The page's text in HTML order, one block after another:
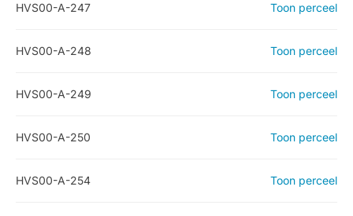
HVS00-A-247 Toon perceel
HVS00-A-248 Toon perceel
HVS00-A-249 Toon perceel
HVS00-A-250 Toon perceel
HVS00-A-254 Toon perceel